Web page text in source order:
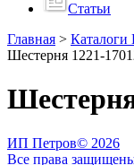
Статьи
Главная > Каталоги
Шестерня 1221-
ИП Петров© 2026
Все права